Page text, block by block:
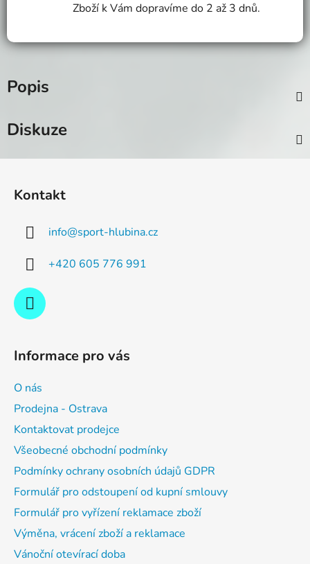
Zboží k Vám dopravíme do 2 až 3 dnů.
Popis
Diskuze
Kontakt
info@sport-hlubina.cz
+420 605 776 991
Informace pro vás
O nás
Prodejna - Ostrava
Kontaktovat prodejce
Všeobecné obchodní podmínky
Podmínky ochrany osobních údajů GDPR
Formulář pro odstoupení od kupní smlouvy
Formulář pro vyřízení reklamace zboží
Výměna, vrácení zboží a reklamace
Vánoční otevírací doba